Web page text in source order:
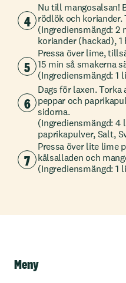
4
Nu till mangosalsan!
rödlök och
(Ingrediensmängd: 2
koriander (hackad), 1
5
Pressa över lime,
15 min så smakerna
(Ingrediensmängd: 1
6
Dags för laxen.
peppar och
sidorna.
(Ingrediensmängd: 4
paprikapulver, Salt,
7
Pressa över lite lime
kålsalladen och
(Ingrediensmängd: 1
Meny